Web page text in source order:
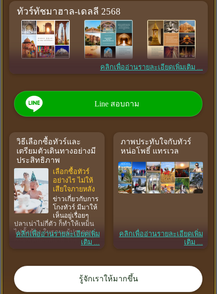
ทัวร์มาเลเซีย เลือกวันเดินทางได้เอง
มะละกา-ปีนัง-ปุตราจายา-กัวลาลัมเปอร์-เก็นติ้ง
ชมสถานที่ทางประวัติศาสตร์วัฒนธรรมเยอะหน่อย
แบบสไตล์ Legacy
าสแควร์ ยามค่ำด้วย
ส่วนเก็นติ้งก็ไปนะ ขึ้นปีนังฮิลล์ด้วย ให้ได้สัมผัสทุกอย่าง
👍บินไป-กลับเลย สบายๆ ไม่เหนื่อย และเด็ดสุดคือ เลือกวันเดิน
ทางได้เองเริ่มต้น 4 ท่าน มีผู้ดูแลตลอดทริป
คลิก >>โหลดโปรแกรมทัวร์
ทัวร์ทัชมาฮาล-เดลลี 2568
คลิกเพื่ออ่านรายละเอียดเพิ่มเติม ...
Line สอบถาม
วิธีเลือกซื้อทัวร์และ
เตรียมตัวเดินทางอย่างมี
ประสิทธิภาพ
เลือกซื้อทัวร์
อย่างไร ไม่ให้
เสียใจภายหลัง
ข่าวเกี่ยวกับการ
โกงทัวร์ มีมาให้
เห็นอยู่เรื่อยๆ
ปลาเน่าไม่กี่ตัว ก็ทำให้เหม็น
ไปทั้งข้อง ในฐานะผู้ประกอบ
การก็เหนื่อยหน่าย ในฐานะนัก
อย่างไรดีล่ะ จึงจะลดความ
เสี่ยงได้มากที่สุด เรามีคำ
แนะนำ ลองพิจารณาดูนะคะ
คลิกเพื่ออ่านรายละเอียดเพิ่ม
เติม ...
ภาพประทับใจกับทัวร์
หน่อโพธิ์ แทรเวล
คลิกเพื่ออ่านรายละเอียดเพิ่ม
เติม ...
รู้จักเราให้มากขึ้น